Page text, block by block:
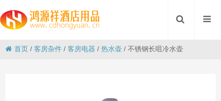
首页 /客房杂件 /客房电器 /热水壶 /不锈钢长咀冷水壶